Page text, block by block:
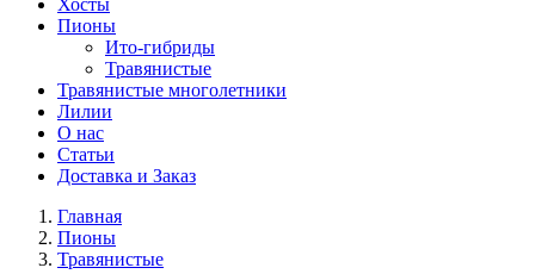
Хосты
Пионы
Ито-гибриды
Травянистые
Травянистые многолетники
Лилии
О нас
Статьи
Доставка и Заказ
Главная
Пионы
Травянистые